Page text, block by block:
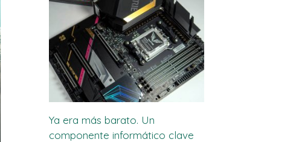
Ya era más barato. Un
componente informático clave